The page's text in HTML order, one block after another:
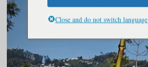
Close and do not switch language